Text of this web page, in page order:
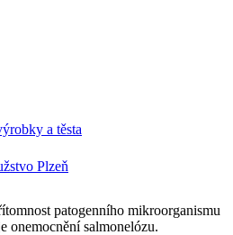
a těsta
Plzeň
patogenního mikroorganismu
onemocnění salmonelózu.